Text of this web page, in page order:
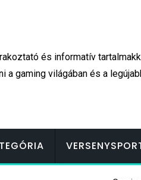
és informatív
a gaming világában és a